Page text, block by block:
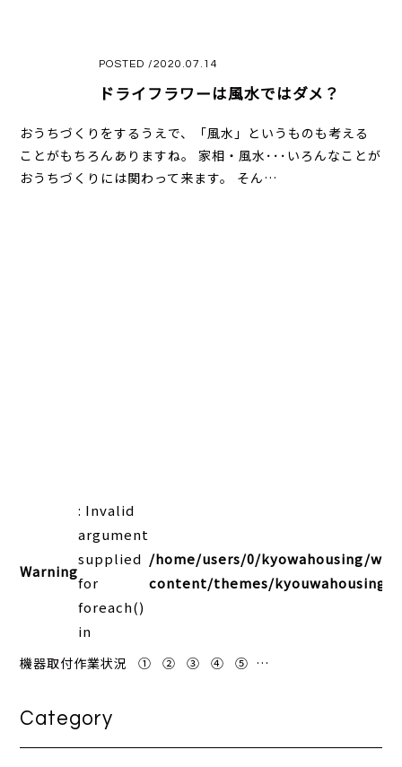
POSTED /2020.07.14
ドライフラワーは風水ではダメ？
おうちづくりをするうえで、「風水」というものも考える
ことがもちろんありますね。 家相・風水･･･いろんなことが
おうちづくりには関わって来ます。 そん…
Warning
: Invalid
argument
supplied
for
foreach()
in
/home/users/0/kyowahousing/
content/themes/
機器取付作業状況 ① ② ③ ④ ⑤ …
Category